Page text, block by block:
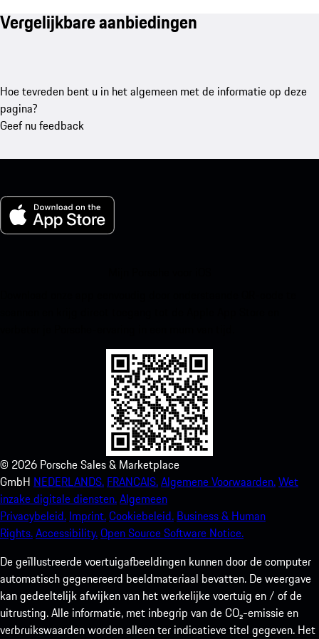
Vergelijkbare aanbiedingen
Hoe tevreden bent u in het algemeen met de informatie op deze
pagina?
Geef nu feedback
© 2026 Porsche Sales & Marketplace
GmbH NEDERLANDS. FRANCAIS.Algemene Voorwaarden.Wet
inzake digitale diensten.Algemeen
Privacybeleid. Imprint.Cookiebeleid. Business & Human
Rights.Accessibility.Open Source Software Notice.
De geïllustreerde voertuigafbeeldingen kunnen door de computer
automatisch gegenereerd beeldmateriaal bevatten. De weergave
kan gedeeltelijk afwijken van het werkelijke voertuig en / of de
uitrusting. Alle informatie, met inbegrip van de CO₂-emissie en
verbruikswaarden worden alleen ter indicatieve titel gegeven. Het